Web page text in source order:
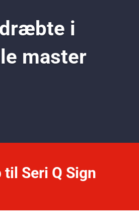
i
master
Seri Q Sign